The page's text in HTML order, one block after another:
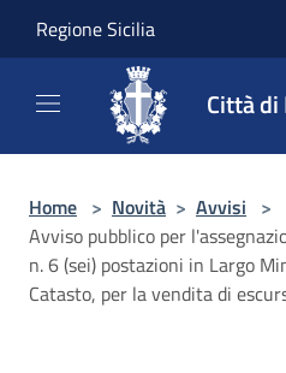
Regione Sicilia
Città
Home > Novità > Avvisi >
Avviso pubblico per
n. 6 (sei) postazioni in Largo
Catasto, per la vendita di